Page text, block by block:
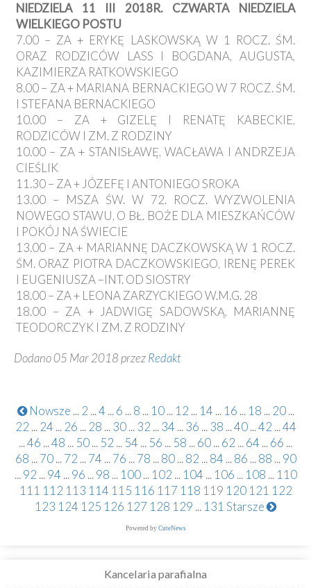
NIEDZIELA 11 III 2018R. CZWARTA NIEDZIELA
WIELKIEGO POSTU
7.00 – ZA + ERYKĘ LASKOWSKĄ W 1 ROCZ. ŚM.
ORAZ RODZICÓW LASS I BOGDANA, AUGUSTA,
KAZIMIERZA RATKOWSKIEGO
8.00 – ZA + MARIANA BERNACKIEGO W 7 ROCZ. ŚM.
I STEFANA BERNACKIEGO
10.00 – ZA + GIZELĘ I RENATĘ KABECKIE,
RODZICÓW I ZM. Z RODZINY
10.00 – ZA + STANISŁAWĘ, WACŁAWA I ANDRZEJA
CIEŚLIK
11.30 – ZA + JÓZEFĘ I ANTONIEGO SROKA
13.00 – MSZA ŚW. W 72. ROCZ. WYZWOLENIA
NOWEGO STAWU, O BŁ. BOŻE DLA MIESZKAŃCÓW
I POKÓJ NA ŚWIECIE
13.00 – ZA + MARIANNĘ DACZKOWSKĄ W 1 ROCZ.
ŚM. ORAZ PIOTRA DACZKOWSKIEGO, IRENĘ PEREK
I EUGENIUSZA –INT. OD SIOSTRY
18.00 – ZA + LEONA ZARZYCKIEGO W.M.G. 28
18.00 – ZA + JADWIGĘ SADOWSKĄ, MARIANNĘ
TEODORCZYK I ZM. Z RODZINY
Dodano 05 Mar 2018 przezRedakt
Nowsze ... 2 ...4 ... 6 ... 8 ... 10 ... 12 ... 14 ... 16 ... 18 ... 20 ...
22 ... 24 ... 26 ... 28 ... 30 ... 32 ... 34 ... 36 ... 38 ...40 ...42 ...44
...46 ...48 ... 50... 52 ... 54 ... 56 ... 58 ...60...62 ...64 ...66 ...
68 ... 70 ... 72 ... 74 ... 76 ... 78 ... 80 ... 82 ... 84 ... 86 ... 88 ... 90
... 92 ... 94 ... 96 ... 98 ... 100 ... 102 ... 104 ... 106 ... 108 ... 110
111 112 113 114 115 116 117 118 119 120 121 122
123 124 125 126 127 128 129 ... 131 Starsze
Powered by CuteNews
Kancelaria parafialna